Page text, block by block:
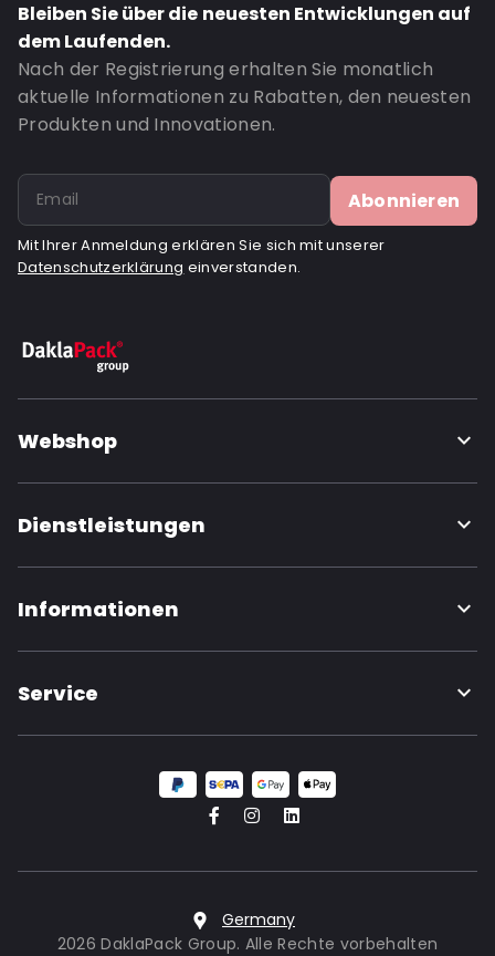
Bestell-ID: 430710
Bleiben Sie über die neuesten Entwicklungen auf
dem Laufenden.
Nach der Registrierung erhalten Sie monatlich
aktuelle Informationen zu Rabatten, den neuesten
Produkten und Innovationen.
Abonnieren
Mit Ihrer Anmeldung erklären Sie sich mit unserer
Datenschutzerklärung einverstanden.
Webshop
Dienstleistungen
Informationen
Service
Germany
2026 DaklaPack Group. Alle Rechte vorbehalten